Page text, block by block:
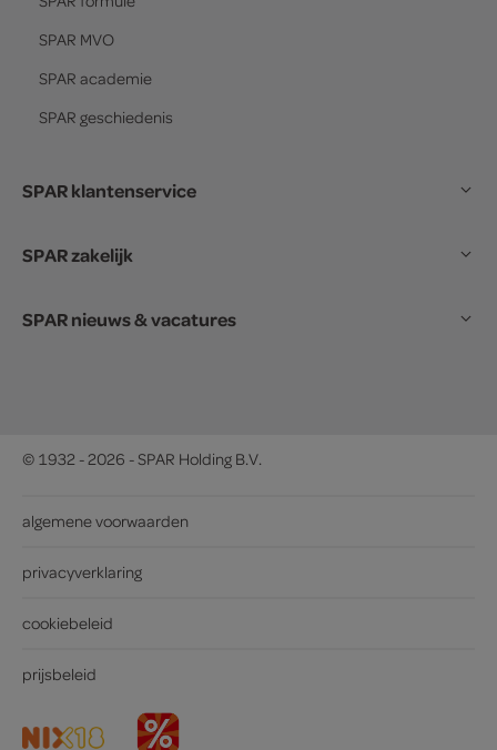
SPAR MVO
SPAR academie
SPAR geschiedenis
SPAR klantenservice
SPAR zakelijk
SPAR nieuws & vacatures
© 1932 - 2026 - SPAR Holding B.V.
algemene voorwaarden
privacyverklaring
cookiebeleid
prijsbeleid